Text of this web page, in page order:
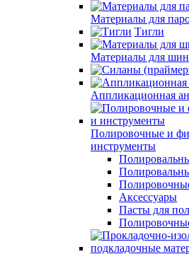
Материалы для
Тигли
Материалы для
Аппликационная
Полировочные и
инструменты
Аксессуары
Пасты для